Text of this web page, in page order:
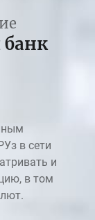
в сети
и
в том